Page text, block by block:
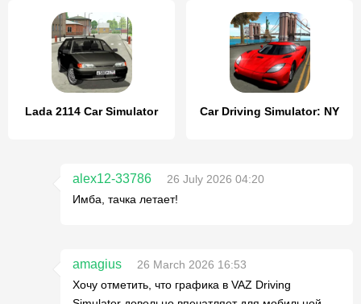
Lada 2114 Car Simulator Car Driving Simulator: NY
alex12-33786
26 July 2026 04:20
Имба, тачка летает!
amagius
26 March 2026 16:53
Хочу отметить, что графика в VAZ Driving